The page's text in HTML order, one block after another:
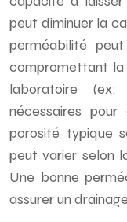
peut diminuer la
perméabilité
compromettant la
laboratoire
nécessaires
porosité typique
peut varier selon
Une bonne
assurer un